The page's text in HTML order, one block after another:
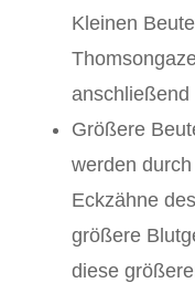
Kleinen
anschließend
Größere
werden
Eckzähne
größere
diese